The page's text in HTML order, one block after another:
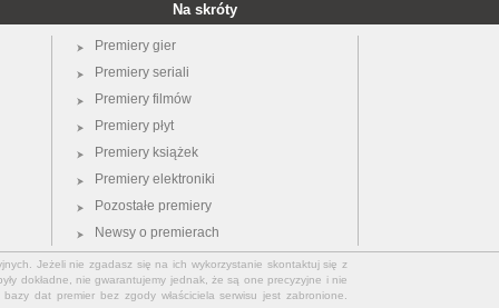
Na skróty
Premiery gier
Premiery seriali
Premiery filmów
Premiery płyt
Premiery książek
Premiery elektroniki
Pozostałe premiery
Newsy o premierach
Jeżeli nie zgadasz się na ich wykorzystanie skontaktuj się z
dokładne, nie gwarantujemy jednak, że są one precyzyjne i nie
dat premier bez zgody właściciela serwisu jest zabronione.